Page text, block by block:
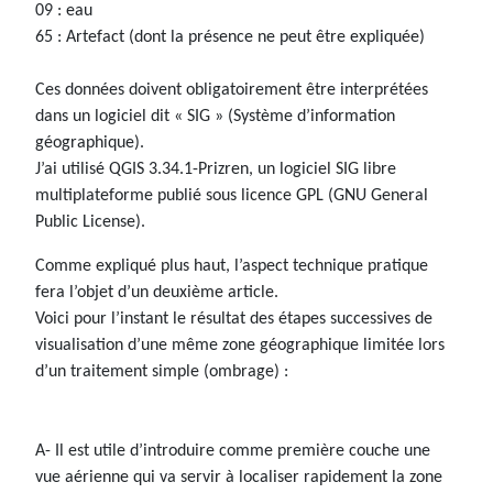
09 : eau
65 : Artefact (dont la présence ne peut être expliquée)
Ces données doivent obligatoirement être interprétées
dans un logiciel dit « SIG » (Système d’information
géographique).
J’ai utilisé QGIS 3.34.1-Prizren, un logiciel SIG libre
multiplateforme publié sous licence GPL (GNU General
Public License).
Comme expliqué plus haut, l’aspect technique pratique
fera l’objet d’un deuxième article.
Voici pour l’instant le résultat des étapes successives de
visualisation d’une même zone géographique limitée lors
d’un traitement simple (ombrage) :
A- Il est utile d’introduire comme première couche une
vue aérienne qui va servir à localiser rapidement la zone